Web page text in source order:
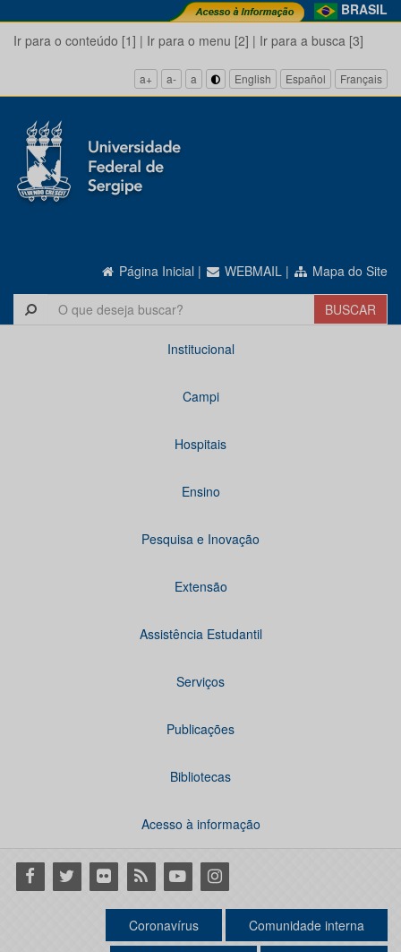
BRASIL
Ir para o conteúdo [1] | Ir para o menu [2] | Ir para a busca [3]
a+ a- a English Español Français
Página Inicial | WEBMAIL | Mapa do Site
Institucional
Campi
Hospitais
Ensino
Pesquisa e Inovação
Extensão
Assistência Estudantil
Serviços
Publicações
Bibliotecas
Acesso à informação
Facebook
Twitter Flickr RSS YoutubeInstagram
Coronavírus Comunidade interna